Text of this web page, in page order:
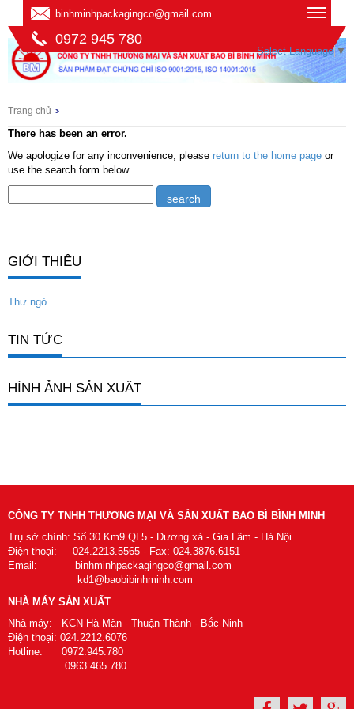
binhminhpackagingco@gmail.com
0972 945 780
Select Language ▼
Trang chủ
There has been an error.
We apologize for any inconvenience, please return to the home page or
use the search form below.
GIỚI THIỆU
Thư ngỏ
TIN TỨC
HÌNH ẢNH SẢN XUẤT
CÔNG TY TNHH THƯƠNG MẠI VÀ SẢN XUẤT BAO BÌ BÌNH MINH
Trụ sở chính: Số 30 Km9 QL5 - Dương xá - Gia Lâm - Hà Nội
Điện thoại: 024.2213.5565 - Fax: 024.3876.6151
Email: binhminhpackagingco@gmail.com
kd1@baobibinhminh.com
NHÀ MÁY SẢN XUẤT
Nhà máy: KCN Hà Mãn - Thuận Thành - Bắc Ninh
Điện thoại: 024.2212.6076
Hotline: 0972.945.780
0963.465.780